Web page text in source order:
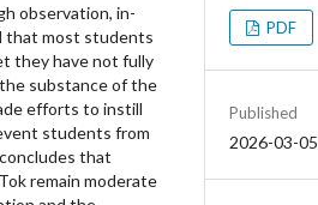
observation, in-
that most students
they have not fully
substance of the
efforts to instill
students from
that
remain moderate
PDF
Published
2026-03-05